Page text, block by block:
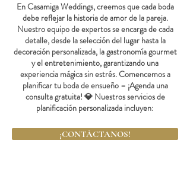
En Casamiga Weddings, creemos que cada boda
debe reflejar la historia de amor de la pareja.
Nuestro equipo de expertos se encarga de cada
detalle, desde la selección del lugar hasta la
decoración personalizada, la gastronomía gourmet
y el entretenimiento, garantizando una
experiencia mágica sin estrés. Comencemos a
planificar tu boda de ensueño – ¡Agenda una
consulta gratuita! 💎 Nuestros servicios de
planificación personalizada incluyen:
¡CONTÁCTANOS!